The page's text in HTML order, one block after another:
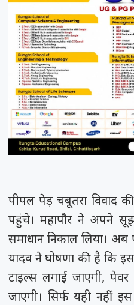
पीपल पेड़ चबूतरा विवाद
पहुंचे। महापौर ने अपने
समाधान निकाल लिया। अब
यादव ने घोषणा की है कि
टाइल्स लगाई जाएगी,
जाएगी। सिर्फ यही नहीं
कंगना ने Gen Z को कहा
जनरेशन गटर,...
सुप्रीम कोर्ट का समय रैना समेत 6
कॉमेडियन्स...
रूंगटा यूनिवर्सिटी के फिल्म
फेस्टिवल में पहुंची चक...